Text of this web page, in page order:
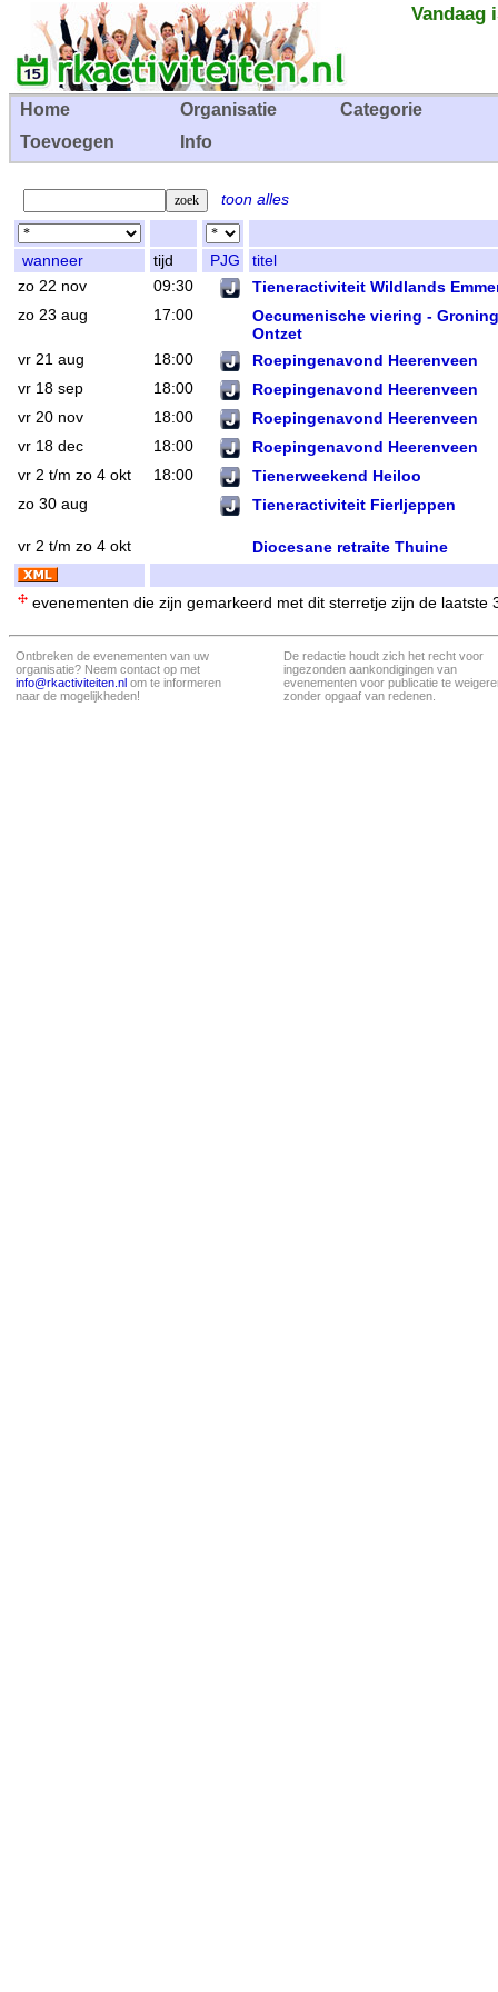
Vandaag
Home Organisatie
Categorie
Toevoegen
Info
toon alles
wanneer tijd PJG
titel
zo 22 nov
09:30 Tieneractiviteit Wildlands
zo 23 aug 17:00
Oecumenische viering -
Ontzet
vr 21 aug 18:00 Roepingenavond Heerenveen
vr 18 sep 18:00 Roepingenavond Heerenveen
vr 20 nov 18:00 Roepingenavond Heerenveen
vr 18 dec 18:00 Roepingenavond Heerenveen
vr 2 t/m zo 4 okt 18:00 Tienerweekend Heiloo
zo 30 aug Tieneractiviteit Fierljeppen
vr 2 t/m zo 4 okt Diocesane retraite Thuine
evenementen die zijn gemarkeerd met dit sterretje zijn de laatste
Ontbreken de evenementen van uw
organisatie? Neem contact op met
info@rkactiviteiten.nl om te informeren
naar de mogelijkheden!
De redactie houdt zich het recht voor
ingezonden aankondigingen van
evenementen voor publicatie te
zonder opgaaf van redenen.